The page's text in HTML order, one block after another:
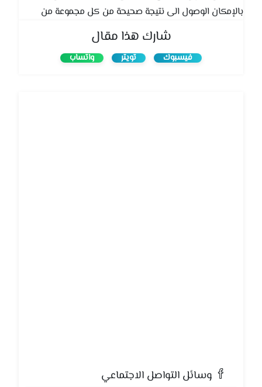
بالإمكان الوصول الى نتيجة صحيحة من كل مجموعة من
العبارات . واذا كانت النتيجة ممكنة فاكتبها: • اذا كانت
الزاويتان متجاورتان على مستقيم فإن الزاويتين متكاملتان واذا
تكاملت زاويتان فان مجموع قياسهما هو 180 O 3. حدد ما اذا
شارك هذا مقال
فيسبوك تويتر واتساب
وسائل التواصل الاجتماعي